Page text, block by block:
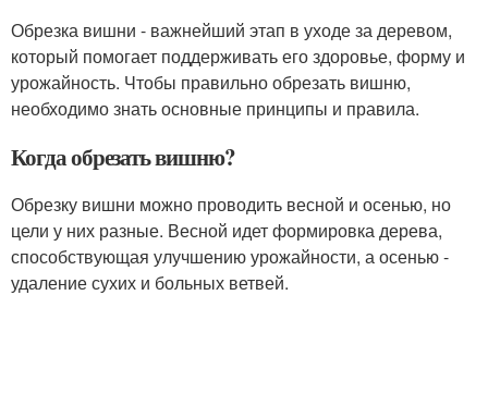
Обрезка вишни - важнейший этап в уходе за деревом,
который помогает поддерживать его здоровье, форму и
урожайность. Чтобы правильно обрезать вишню,
необходимо знать основные принципы и правила.
Когда обрезать вишню?
Обрезку вишни можно проводить весной и осенью, но
цели у них разные. Весной идет формировка дерева,
способствующая улучшению урожайности, а осенью -
удаление сухих и больных ветвей.